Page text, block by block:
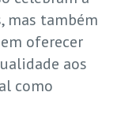
mas também
oferecer
aos
como